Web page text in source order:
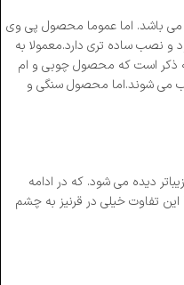
باشد. اما عموما محصول پی وی
نصب ساده تری دارد.معمولا به
ذکر است که محصول چوبی و ام
شوند.اما محصول سنگی و
دیده می شود. که در ادامه
تفاوت خیلی در قرنیز به چشم